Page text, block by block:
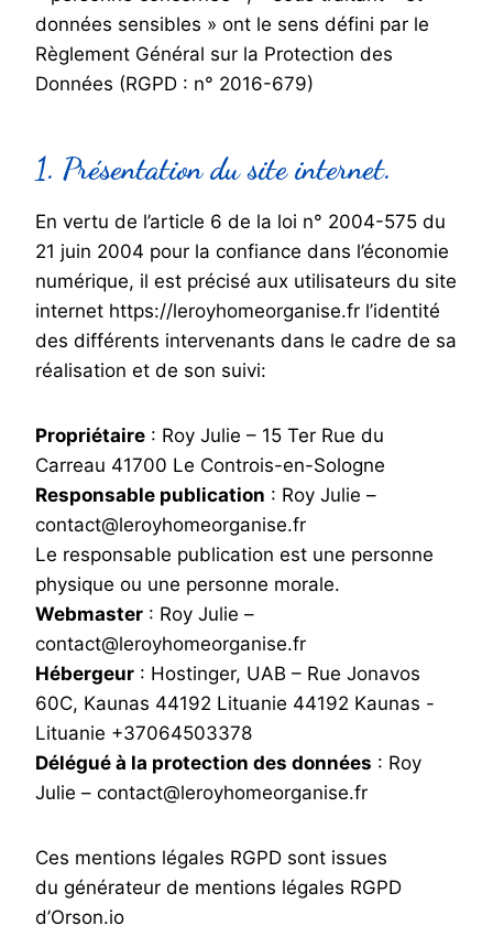
données sensibles » ont le sens défini par le
Règlement Général sur la Protection des
Données (RGPD : n° 2016-679)
1. Présentation du site internet.
En vertu de l’article 6 de la loi n° 2004-575 du
21 juin 2004 pour la confiance dans l’économie
numérique, il est précisé aux utilisateurs du site
internet https://leroyhomeorganise.fr l’identité
des différents intervenants dans le cadre de sa
réalisation et de son suivi:
Propriétaire : Roy Julie – 15 Ter Rue du
Carreau 41700 Le Controis-en-Sologne
Responsable publication : Roy Julie –
contact@leroyhomeorganise.fr
Le responsable publication est une personne
physique ou une personne morale.
Webmaster : Roy Julie –
contact@leroyhomeorganise.fr
Hébergeur : Hostinger, UAB – Rue Jonavos
60C, Kaunas 44192 Lituanie 44192 Kaunas -
Lituanie +37064503378
Délégué à la protection des données : Roy
Julie – contact@leroyhomeorganise.fr
Ces mentions légales RGPD sont issues
du générateur de mentions légales RGPD
d’Orson.io